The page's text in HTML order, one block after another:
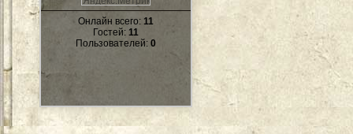
Онлайн всего: 11
Гостей: 11
Пользователей: 0